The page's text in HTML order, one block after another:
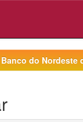
Banco do Nordeste